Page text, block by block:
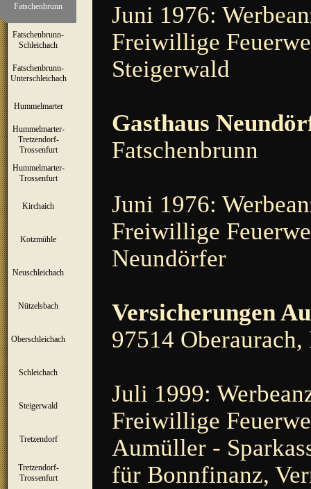
Fatschenbrunn ▼
Fatschenbrunn-
Schleichach
▼
Fatschenbrunn-
Unterschleichach
▼
Hummelmarter
Hummelmarter-
Tretzendorf-
Trossenfurt
Hummelmarter-
Trossenfurt
Kirchaich
Kotzmühle ▼
Neuschleichach
Nützelsbach ▼
Oberschleichach ▼
Schleichach
Steigerwald
Tretzendorf ▼
Tretzendorf-
Trossenfurt
▼
Juni 1976:
Freiwillige
Steigerwald
Gasthaus
Fatschenbrunn
Juni 1976:
Freiwillige
Neundörfer
Versicherungen
97514
Juli 1999:
Freiwillige
Aumüller -
für Bonnfinanz,